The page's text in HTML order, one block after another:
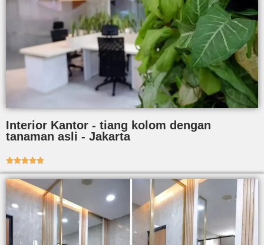
Interior Kantor - tiang kolom dengan
tanaman asli - Jakarta
